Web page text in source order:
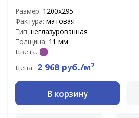
Размер: 1200х295
Фактура: матовая
Тип: неглазурованная
Толщина: 11 мм
Цвета:
Цена: 2 968 руб./м2
В корзину